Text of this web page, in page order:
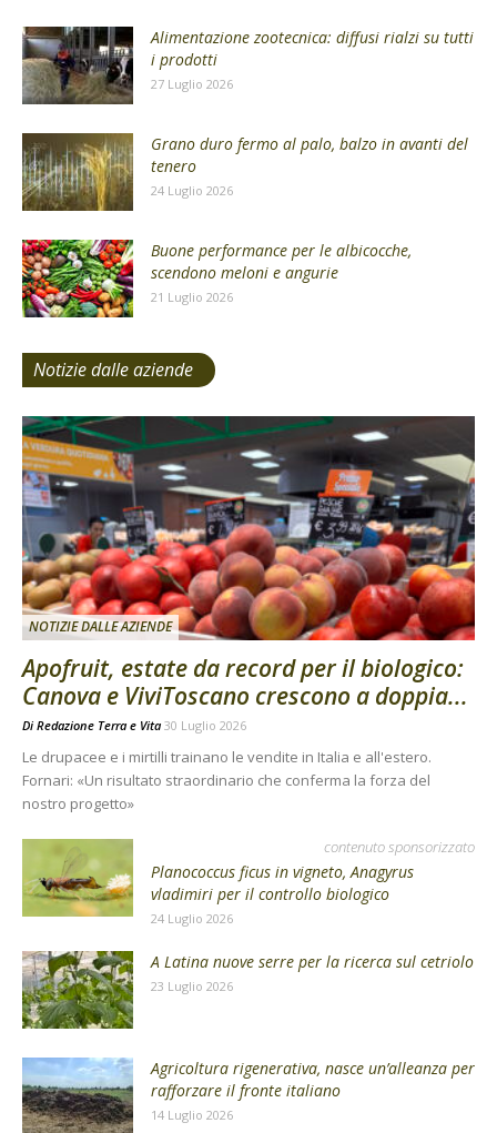
Alimentazione zootecnica: diffusi rialzi su tutti
i prodotti
27 Luglio 2026
Grano duro fermo al palo, balzo in avanti del
tenero
24 Luglio 2026
Buone performance per le albicocche,
scendono meloni e angurie
21 Luglio 2026
Notizie dalle aziende
NOTIZIE DALLE AZIENDE
Apofruit, estate da record per il biologico:
Canova e ViviToscano crescono a doppia...
Di Redazione Terra e Vita 30 Luglio 2026
Le drupacee e i mirtilli trainano le vendite in Italia e all'estero.
Fornari: «Un risultato straordinario che conferma la forza del
nostro progetto»
contenuto sponsorizzato
Planococcus ficus in vigneto, Anagyrus
vladimiri per il controllo biologico
24 Luglio 2026
A Latina nuove serre per la ricerca sul cetriolo
23 Luglio 2026
Agricoltura rigenerativa, nasce un’alleanza per
rafforzare il fronte italiano
14 Luglio 2026